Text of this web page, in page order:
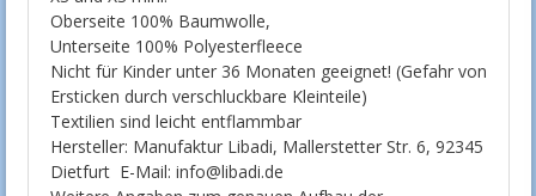
Oberseite 100% Baumwolle,
Unterseite 100% Polyesterfleece
Nicht für Kinder unter 36 Monaten geeignet! (Gefahr von
Ersticken durch verschluckbare Kleinteile)
Textilien sind leicht entflammbar
Hersteller: Manufaktur Libadi, Mallerstetter Str. 6, 92345
Dietfurt E-Mail: info@libadi.de